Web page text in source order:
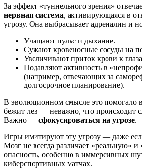
За эффект «туннельного зрения»
нервная система, активирующаяся в
угрозу. Она выбрасывает адреналин и
Учащают пульс и дыхание.
Сужают кровеносные сосуды на
Увеличивают приток крови к
Подавляют активность в
(например, отвечающих за
долгосрочное планирование).
В эволюционном смысле это помогало
бежит лев — неважно, что происходит
Важно — сфокусироваться на угрозе.
Игры имитируют эту угрозу — даже
Мозг не всегда различает «реальную»
опасность, особенно в иммерсивных
киберспортивных матчах.